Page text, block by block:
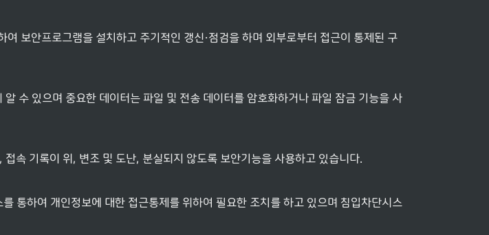
보안프로그램을 설치하고 주기적인 갱신·점검을 하며 외부로부터 접근이 통제된 구
수 있으며 중요한 데이터는 파일 및 전송 데이터를 암호화하거나 파일 잠금 기능을 사
속 기록이 위, 변조 및 도난, 분실되지 않도록 보안기능을 사용하고 있습니다.
통하여 개인정보에 대한 접근통제를 위하여 필요한 조치를 하고 있으며 침입차단시스